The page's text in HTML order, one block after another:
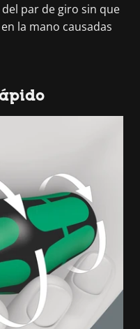
par de giro sin que
la mano causadas